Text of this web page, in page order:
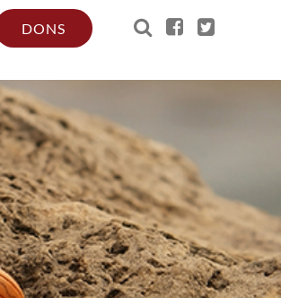
DONS